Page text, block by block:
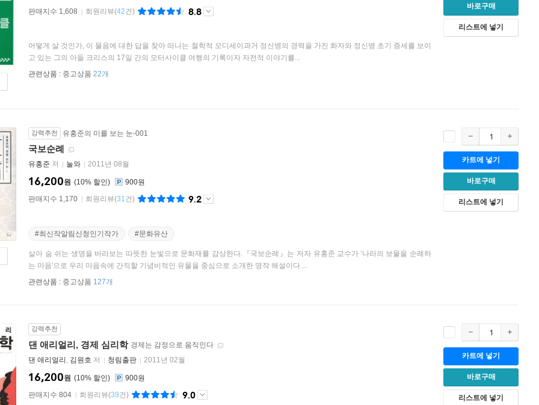
판매지수 1,608
회원리뷰(42건) 8.8
어떻게 살 것인가, 이 물음에 대한 답을 찾아 떠나는 철학적 오디세이과거 정신병의 경력을 가진 화자와 정신병 초기 증세를 보이
고 있는 그의 아들 크리스의 17일 간의 모터사이클 여행의 기록이자 자전적 이야기를...
관련상품 : 중고상품 22개
바로구매
리스트에 넣기
강력추천 유홍준의 미를 보는 눈-001
국보순례
유홍준 저 눌와 2011년 08월
10%
16,200원
900원
판매지수 1,170
회원리뷰(31건) 9.2
#최신작알림신청인기작가 #문화유산
살아 숨 쉬는 생명을 바라보는 따뜻한 눈빛으로 문화재를 감상한다.『국보순례』는 저자 유홍준 교수가 '나라의 보물을 순례하
는 마음'으로 우리 마음속에 간직할 기념비적인 유물을 중심으로 소개한 명작 해설이다....
관련상품 : 중고상품 127개
카트에 넣기
바로구매
리스트에 넣기
강력추천
댄 애리얼리, 경제 심리학 경제는 감정으로 움직인다
댄 애리얼리 , 김원호 저 청림출판 2011년 02월
10%
16,200원
900원
판매지수 804
회원리뷰(39건) 9.0
카트에 넣기
바로구매
리스트에 넣기